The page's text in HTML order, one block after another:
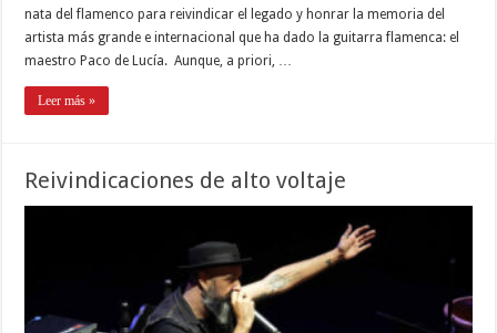
nata del flamenco para reivindicar el legado y honrar la memoria del
artista más grande e internacional que ha dado la guitarra flamenca: el
maestro Paco de Lucía. Aunque, a priori, …
Leer más »
Reivindicaciones de alto voltaje